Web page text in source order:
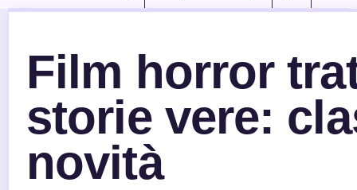
Film horror
storie vere:
novità